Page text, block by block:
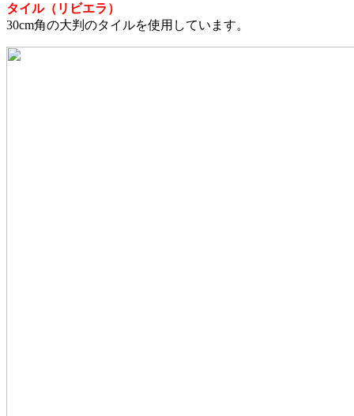
タイル（リビエラ）
30cm角の大判のタイルを使用しています。